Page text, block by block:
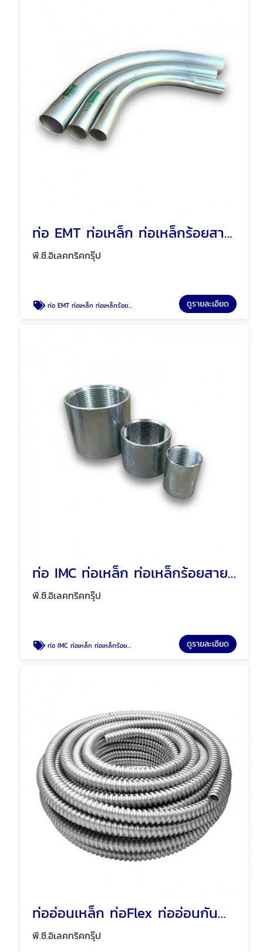
ท่อ EMT ท่อเหล็ก ท่อเหล็กร้อยสายไฟ พัทยา ชลบุรี
พี.ซี.อิเลคทริคกรุ๊ป
ท่อ EMT ท่อเหล็ก ท่อเหล็กร้อยสายไฟ ดูรายละเอียด
ท่อ IMC ท่อเหล็ก ท่อเหล็กร้อยสายไฟ พัทยา ชลบุรี
พี.ซี.อิเลคทริคกรุ๊ป
ท่อ IMC ท่อเหล็ก ท่อเหล็กร้อยสายไฟ พัทยา ชลบุรี ดูรายละเอียด
ท่ออ่อนเหล็ก ท่อFlex ท่ออ่อนกันน้ำสีเทา พัทยา ชลบุรี
พี.ซี.อิเลคทริคกรุ๊ป